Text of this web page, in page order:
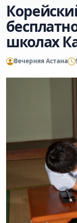
школах
Вечерняя Астана